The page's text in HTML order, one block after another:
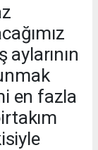
en fazla